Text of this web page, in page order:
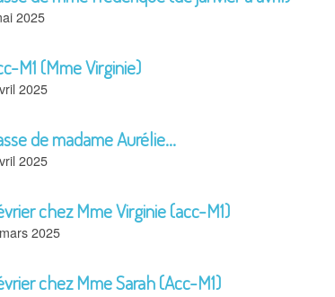
2025
M1 (Mme Virginie)
2025
de madame Aurélie…
2025
chez Mme Virginie (acc-M1)
2025
chez Mme Sarah (Acc-M1)